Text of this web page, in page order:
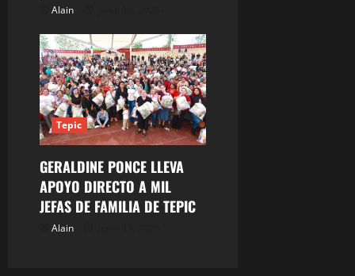
Alain
Tepic
GERALDINE PONCE LLEVA
APOYO DIRECTO A MIL
JEFAS DE FAMILIA DE TEPIC
Alain